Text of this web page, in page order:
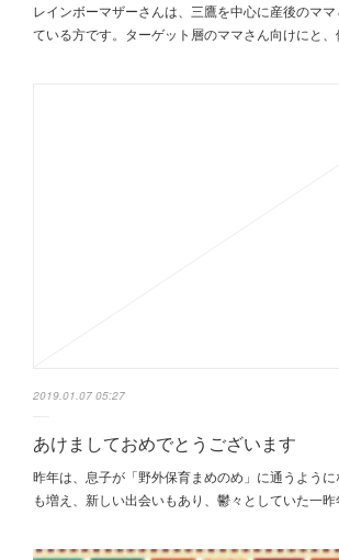
レインボーマザーさんは、三鷹を中心に産後のマ
ている方です。ターゲット層のママさん向けにと
2019.01.07 05:27
あけましておめでとうございます
昨年は、息子が「野外保育まめのめ」に通うよう
も増え、新しい出会いもあり、鬱々としていた一